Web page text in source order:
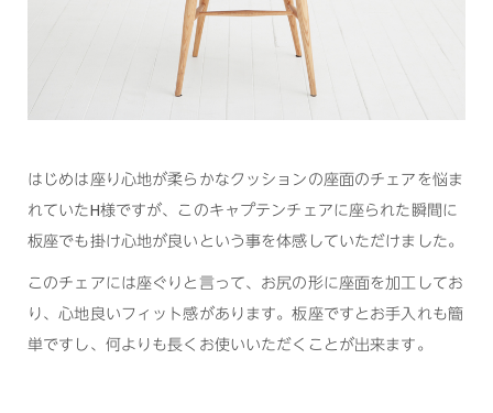
はじめは座り心地が柔らかなクッションの座面のチェアを悩ま
れていたH様ですが、このキャプテンチェアに座られた瞬間に
板座でも掛け心地が良いという事を体感していただけました。
このチェアには座ぐりと言って、お尻の形に座面を加工してお
り、心地良いフィット感があります。板座ですとお手入れも簡
単ですし、何よりも長くお使いいただくことが出来ます。